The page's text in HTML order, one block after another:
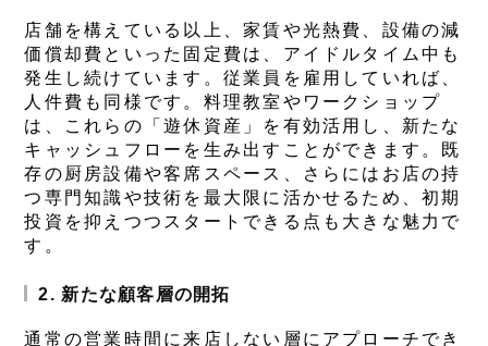
店舗を構えている以上、家賃や光熱費、設備の減
価償却費といった固定費は、アイドルタイム中も
発生し続けています。従業員を雇用していれば、
人件費も同様です。料理教室やワークショップ
は、これらの「遊休資産」を有効活用し、新たな
キャッシュフローを生み出すことができます。既
存の厨房設備や客席スペース、さらにはお店の持
つ専門知識や技術を最大限に活かせるため、初期
投資を抑えつつスタートできる点も大きな魅力で
す。
2. 新たな顧客層の開拓
通常の営業時間に来店しない層にアプローチでき